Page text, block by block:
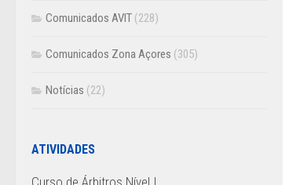
Comunicados AVIT (228)
Comunicados Zona Açores (305)
Notícias (22)
ATIVIDADES
Curso de Árbitros Nível I